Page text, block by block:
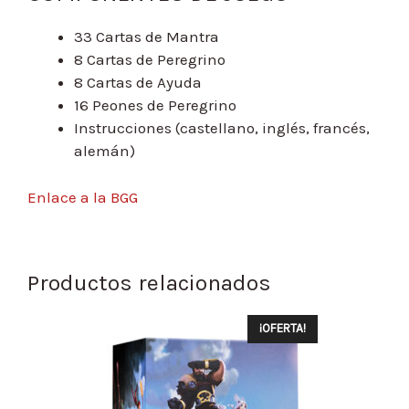
33 Cartas de Mantra
8 Cartas de Peregrino
8 Cartas de Ayuda
16 Peones de Peregrino
Instrucciones (castellano, inglés, francés,
alemán)
Enlace a la BGG
Productos relacionados
¡OFERTA!